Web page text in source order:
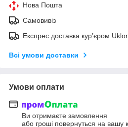
Нова Пошта
Самовивіз
Експрес доставка кур’єром
Всі умови доставки
Умови оплати
Ви отримаєте замовлення
або гроші повернуться на вашу